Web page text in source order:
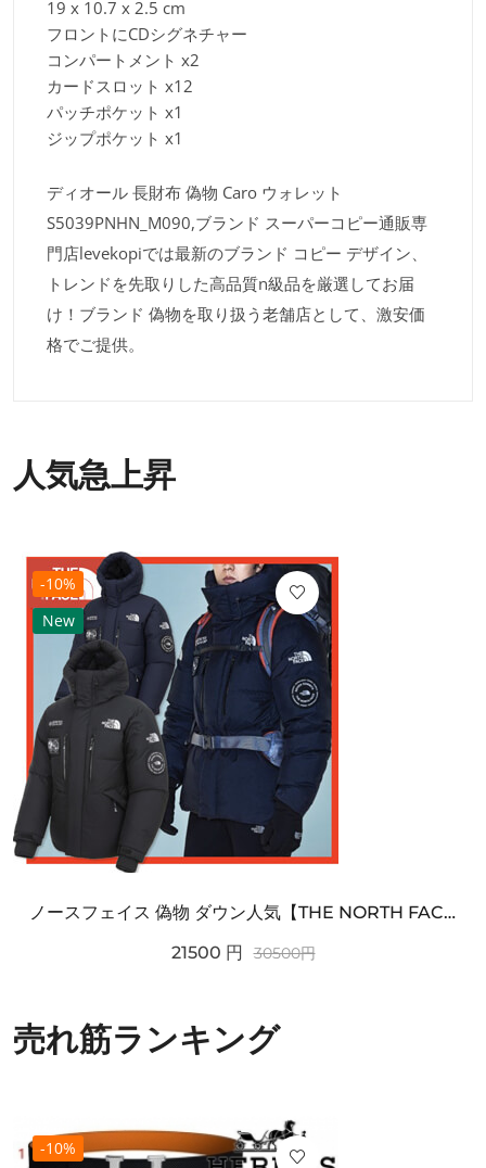
19 x 10.7 x 2.5 cm
フロントにCDシグネチャー
コンパートメント x2
カードスロット x12
パッチポケット x1
ジップポケット x1
ディオール 長財布 偽物 Caro ウォレット
S5039PNHN_M090,ブランド スーパーコピー通販専
門店levekopiでは最新のブランド コピー デザイン、
トレンドを先取りした高品質n級品を厳選してお届
け！ブランド 偽物を取り扱う老舗店として、激安価
格でご提供。
人気急上昇
-10%
New
ノースフェイス 偽物 ダウン人気【THE NORTH FACE】M'S 7 SUMMIT HIM...
21500 円 30500円
売れ筋ランキング
-10%